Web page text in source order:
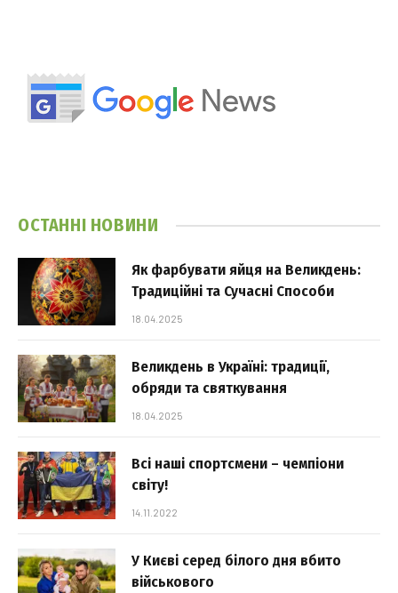
ОСТАННІ НОВИНИ
Як фарбувати яйця на Великдень:
Традиційні та Сучасні Способи
18.04.2025
Великдень в Україні: традиції,
обряди та святкування
18.04.2025
Всі наші спортсмени – чемпіони
світу!
14.11.2022
У Києві серед білого дня вбито
військового